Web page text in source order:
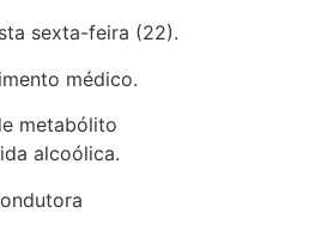
sexta-feira (22).
médico.
metabólito
alcoólica.